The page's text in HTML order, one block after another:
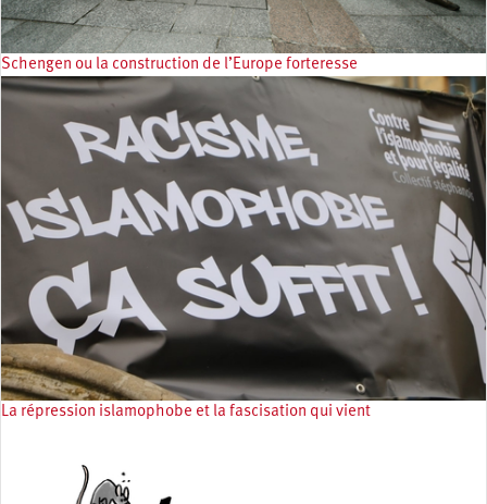
Schengen ou la construction de l’Europe forteresse
La répression islamophobe et la fascisation qui vient